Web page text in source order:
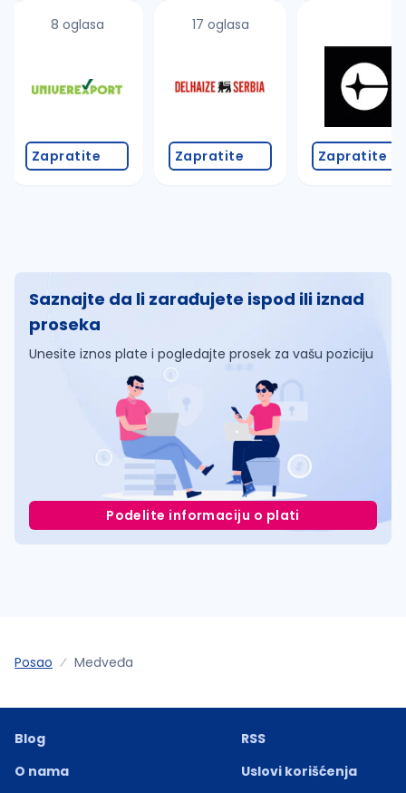
8 oglasa
Zapratite
17 oglasa
Zapratite Zapratite
Saznajte da li zarađujete ispod ili iznad
proseka
Unesite iznos plate i pogledajte prosek za vašu poziciju
Podelite informaciju o plati
Posao Medveđa
Blog
O nama
RSS
Uslovi korišćenja